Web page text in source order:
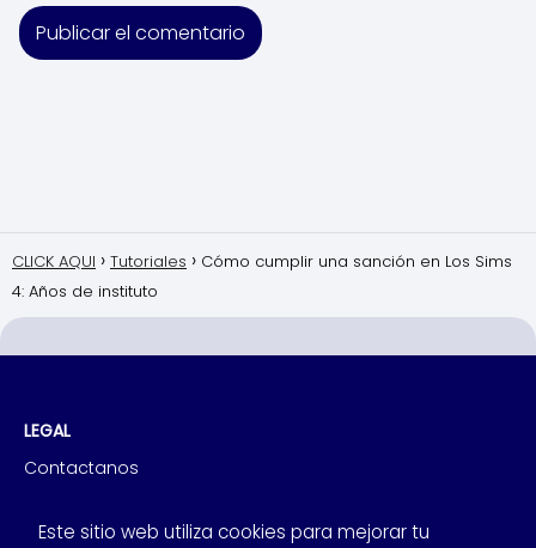
CLICK AQUI Tutoriales
Cómo cumplir una sanción en Los Sims
4: Años de instituto
LEGAL
Contactanos
Politica de Privacidad
Este sitio web utiliza cookies para mejorar tu